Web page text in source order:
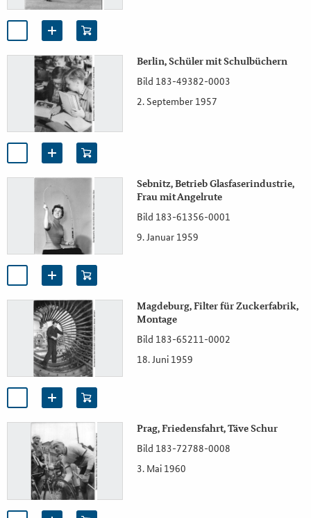
Berlin, Schüler mit Schulbüchern
Bild 183-49382-0003
2. September 1957
Sebnitz, Betrieb Glasfaserindustrie,
Frau mit Angelrute
Bild 183-61356-0001
9. Januar 1959
Magdeburg, Filter für Zuckerfabrik,
Montage
Bild 183-65211-0002
18. Juni 1959
Prag, Friedensfahrt, Täve Schur
Bild 183-72788-0008
3. Mai 1960